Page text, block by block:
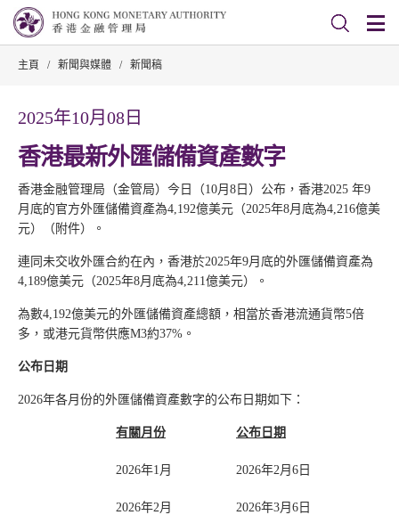
主頁 / 新聞與媒體 / 新聞稿
2025年10月08日
香港最新外匯儲備資產數字
香港金融管理局（金管局）今日（10月8日）公布，香港2025 年9
月底的官方外匯儲備資產為4,192億美元（2025年8月底為4,216億美
元）（附件）。
連同未交收外匯合約在內，香港於2025年9月底的外匯儲備資產為
4,189億美元（2025年8月底為4,211億美元）。
為數4,192億美元的外匯儲備資產總額，相當於香港流通貨幣5倍
多，或港元貨幣供應M3約37%。
公布日期
2026年各月份的外匯儲備資產數字的公布日期如下：
有關月份 公布日期
2026年1月 2026年2月6日
2026年2月 2026年3月6日